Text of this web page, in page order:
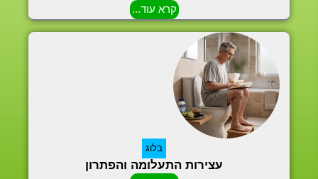
קרא עוד...
בלוג
עצירות התעלומה והפתרון